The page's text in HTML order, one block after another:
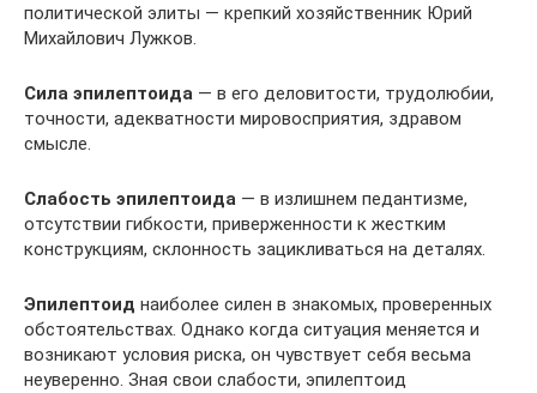
политической элиты — крепкий хозяйственник Юрий
Михайлович Лужков.
Сила эпилептоида — в его деловитости, трудолюбии,
точности, адекватности мировосприятия, здравом
смысле.
Слабость эпилептоида — в излишнем педантизме,
отсутствии гибкости, приверженности к жестким
конструкциям, склонность зацикливаться на деталях.
Эпилептоид наиболее силен в знакомых, проверенных
обстоятельствах. Однако когда ситуация меняется и
возникают условия риска, он чувствует себя весьма
неуверенно. Зная свои слабости, эпилептоид